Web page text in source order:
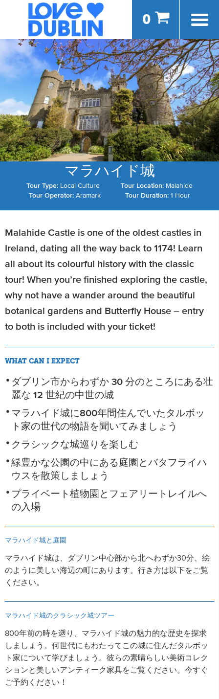
0
マラハイド城
Tour Type: Local Culture Tour Location: Malahide
Tour Operator:Aramark Tour Duration: 1 Hour
Malahide Castle is one of the oldest castles in
Ireland, dating all the way back to 1174! Learn
all about its colourful history with the classic
tour! When you’re finished exploring the castle,
why not have a wander around the beautiful
botanical gardens and Butterfly House – entry
to both is included with your ticket!
WHAT CAN I EXPECT
ダブリン市からわずか 30 分のところにある壮
麗な 12 世紀の中世の城
マラハイド城に800年間住んでいたタルボッ
ト家の世代の物語を聞いてみましょう
クラシックな城巡りを楽しむ
緑豊かな公園の中にある庭園とバタフライハ
ウスを散策しましょう
プライベート植物園とフェアリートレイルへ
の入場
マラハイド城と庭園
マラハイド城は、ダブリン中心部から北へわずか30分、絵
のように美しい海辺の町にあります。行き方は以下をご覧
ください。
マラハイド城のクラシック城ツアー
800年前の時を遡り、マラハイド城の魅力的な歴史を探求
しましょう。何世代にもわたってこの城に住んだタルボッ
ト家について学びましょう。彼らの素晴らしい美術コレク
ションと美しいアンティーク家具をご覧ください。今すぐ
ご予約ください！